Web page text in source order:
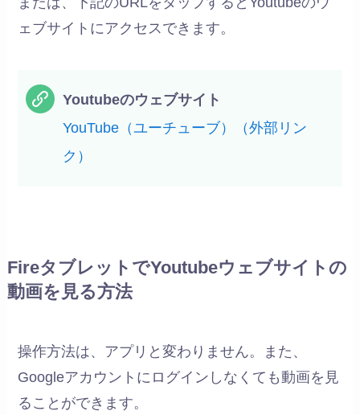
ェブサイトにアクセスできます。
Youtubeのウェブサイト
YouTube（ユーチューブ）（外部リン
ク）
FireタブレットでYoutubeウェブサイトの
動画を見る方法
操作方法は、アプリと変わりません。また、
Googleアカウントにログインしなくても動画を見
ることができます。